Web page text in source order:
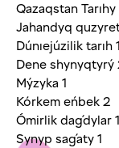
Qazaqstan Tarıhy
Jahandyq
Dúnıejúzilik tarıh 1
Dene shynyqtyrý
Mýzyka 1
Kórkem eńbek 2
Ómirlik daǵdylar 1
Synyp saǵaty 1